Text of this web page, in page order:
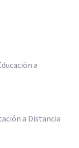
a
a Distancia